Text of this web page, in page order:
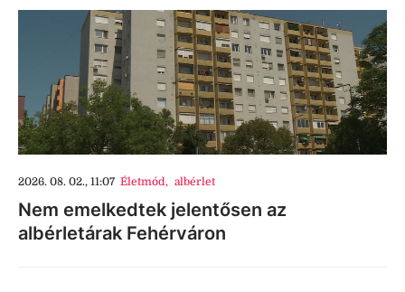
2026. 08. 02., 11:07 Életmód, albérlet
Nem emelkedtek jelentősen az
albérletárak Fehérváron